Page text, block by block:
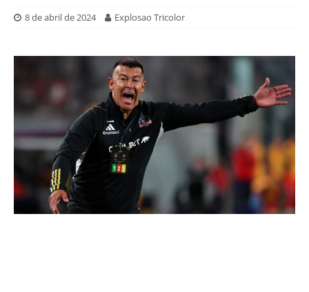
8 de abril de 2024 Explosao Tricolor